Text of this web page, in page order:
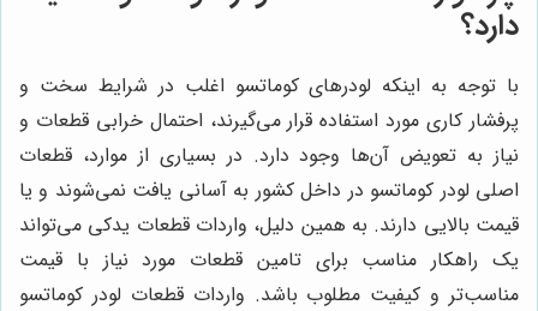
دارد؟
با توجه به اینکه لودرهای کوماتسو اغلب در شرایط سخت و
پرفشار کاری مورد استفاده قرار می‌گیرند، احتمال خرابی قطعات و
نیاز به تعویض آن‌ها وجود دارد. در بسیاری از موارد، قطعات
اصلی لودر کوماتسو در داخل کشور به آسانی یافت نمی‌شوند و یا
قیمت بالایی دارند. به همین دلیل، واردات قطعات یدکی می‌تواند
یک راهکار مناسب برای تامین قطعات مورد نیاز با قیمت
مناسب‌تر و کیفیت مطلوب باشد. واردات قطعات لودر کوماتسو